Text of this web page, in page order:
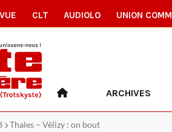
CLT AUDIOLO UNION
ARCHIVES
Thales – Vélizy : on bout